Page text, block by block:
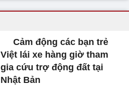
Cảm động các bạn trẻ
Việt lái xe hàng giờ tham
gia cứu trợ động đất tại
Nhật Bản